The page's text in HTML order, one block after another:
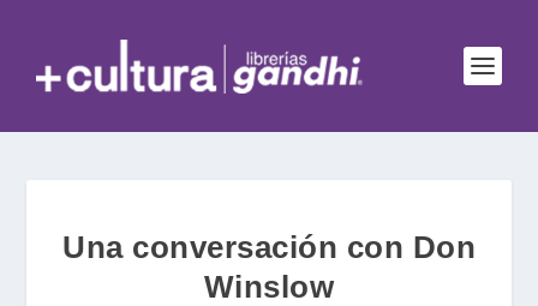
Una conversación con Don
Winslow